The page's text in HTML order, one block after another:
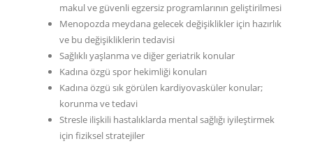
makul ve güvenli egzersiz programlarının geliştirilmesi
Menopozda meydana gelecek değişiklikler için hazırlık
ve bu değişikliklerin tedavisi
Sağlıklı yaşlanma ve diğer geriatrik konular
Kadına özgü spor hekimliği konuları
Kadına özgü sık görülen kardiyovasküler konular;
korunma ve tedavi
Stresle ilişkili hastalıklarda mental sağlığı iyileştirmek
için fiziksel stratejiler